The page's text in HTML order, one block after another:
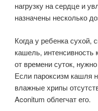
нагрузку на сердце и
назначены несколько
Когда у ребенка сухой,
кашель, интенсивность
от времени суток,
Если пароксизм кашля
влажные хрипы
Aconitum облегчат его.